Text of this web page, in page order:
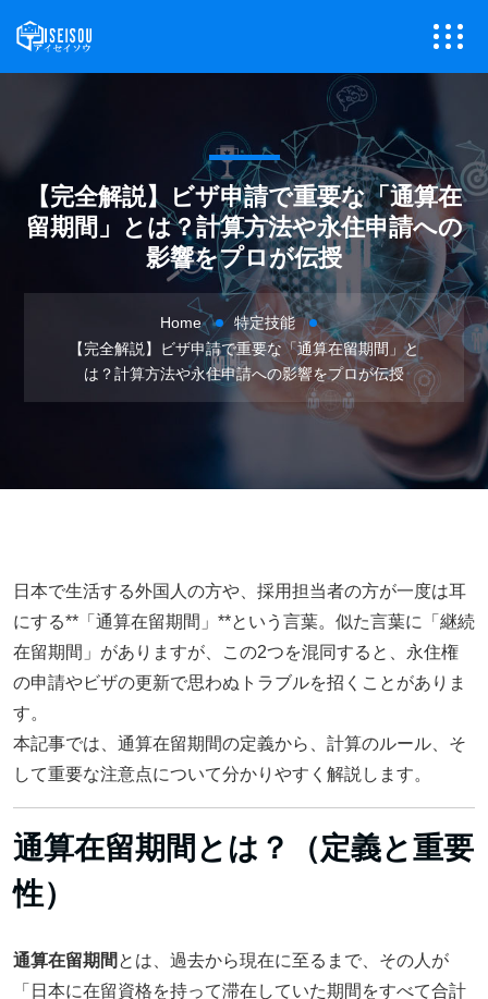
【完全解説】ビザ申請で重要な「通算在
留期間」とは？計算方法や永住申請への
影響をプロが伝授
Home
特定技能
【完全解説】ビザ申請で重要な「通算在留期間」と
は？計算方法や永住申請への影響をプロが伝授
日本で生活する外国人の方や、採用担当者の方が一度は耳
にする**「通算在留期間」**という言葉。似た言葉に「継続
在留期間」がありますが、この2つを混同すると、永住権
の申請やビザの更新で思わぬトラブルを招くことがありま
す。
本記事では、通算在留期間の定義から、計算のルール、そ
して重要な注意点について分かりやすく解説します。
通算在留期間とは？（定義と重要
性）
通算在留期間 とは、過去から現在に至るまで、その人が
「日本に在留資格を持って滞在していた期間をすべて合計